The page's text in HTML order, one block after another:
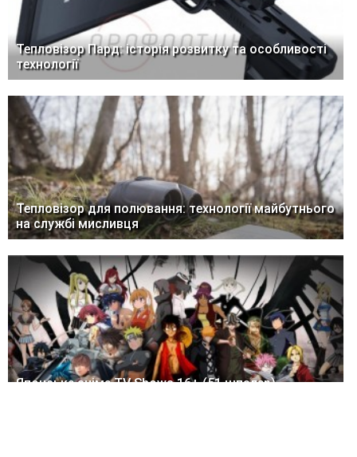
Тепловізор Пард: історія розвитку та особливості
технології
Тепловізор для полювання: технології майбутнього
на службі мисливця
Японське аніме TV Shows 16+ (51 шпалер)